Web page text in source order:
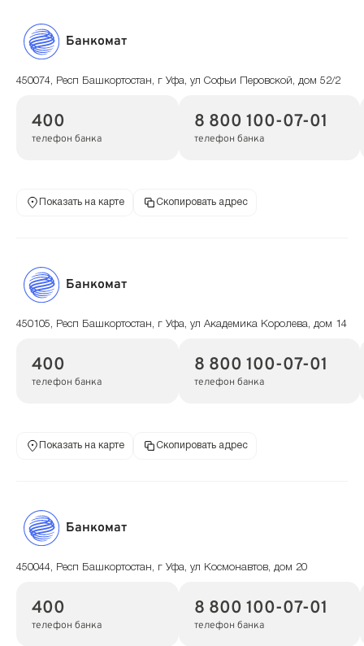
Банкомат
450074, Респ Башкортостан, г Уфа, ул Софьи Перовской, дом 52/2
400
телефон банка
8 800 100-07-01
телефон банка
Показать на карте Скопировать адрес
Банкомат
450105, Респ Башкортостан, г Уфа, ул Академика Королева, дом 14
400
телефон банка
8 800 100-07-01
телефон банка
Показать на карте Скопировать адрес
Банкомат
450044, Респ Башкортостан, г Уфа, ул Космонавтов, дом 20
400
телефон банка
8 800 100-07-01
телефон банка